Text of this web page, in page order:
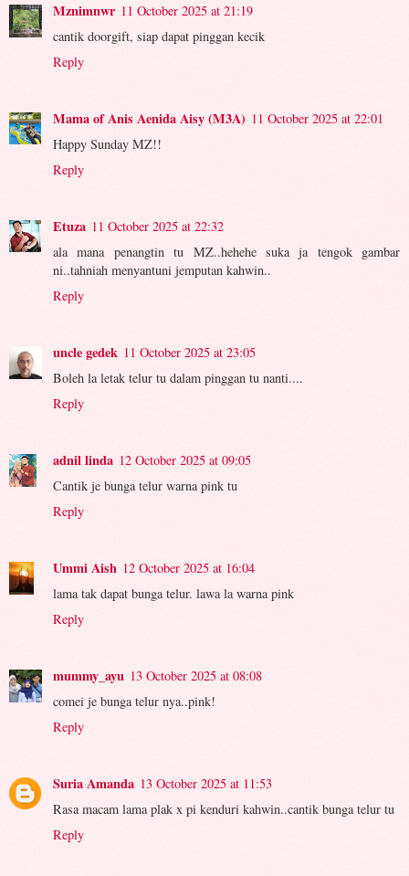
Mznimnwr 11 October 2025 at 21:19
cantik doorgift, siap dapat pinggan kecik
Reply
Mama of Anis Aenida Aisy (M3A) 11 October 2025 at 22:01
Happy Sunday MZ!!
Reply
Etuza 11 October 2025 at 22:32
ala mana penangtin tu MZ..hehehe suka ja tengok gambar
ni..tahniah menyantuni jemputan kahwin..
Reply
uncle gedek 11 October 2025 at 23:05
Boleh la letak telur tu dalam pinggan tu nanti....
Reply
adnil linda 12 October 2025 at 09:05
Cantik je bunga telur warna pink tu
Reply
Ummi Aish 12 October 2025 at 16:04
lama tak dapat bunga telur. lawa la warna pink
Reply
mummy_ayu 13 October 2025 at 08:08
comei je bunga telur nya..pink!
Reply
Suria Amanda 13 October 2025 at 11:53
Rasa macam lama plak x pi kenduri kahwin..cantik bunga telur tu
Reply